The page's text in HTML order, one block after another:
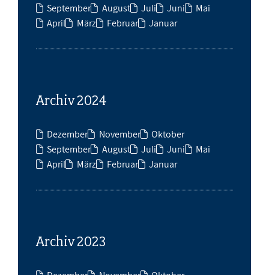
September
August Juli Juni
Mai
April
März Februar Januar
Archiv 2024
Dezember November
Oktober
September
August Juli Juni
Mai
April
März Februar Januar
Archiv 2023